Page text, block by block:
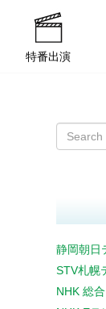
特番出演
静岡朝日
STV札幌
NHK 総合